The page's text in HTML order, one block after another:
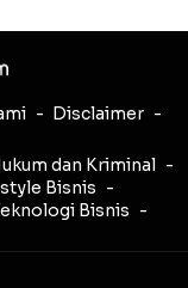
Disclaimer
dan Kriminal
Bisnis
Bisnis